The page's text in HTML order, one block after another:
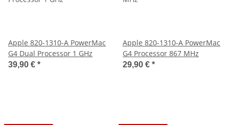
Apple 820-1310-A PowerMac
G4 Dual Processor 1 GHz
39,90 € *
Apple 820-1310-A PowerMac
G4 Processor 867 MHz
29,90 € *